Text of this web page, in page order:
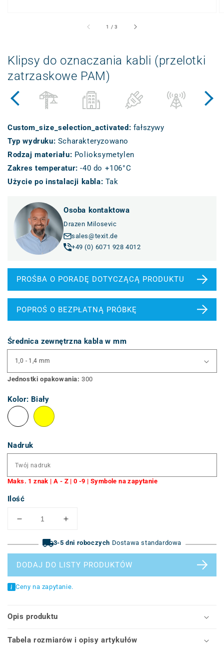
1 /z
3
Klipsy do oznaczania kabli (przelotki
zatrzaskowe PAM)
Custom_size_selection_activated : fałszywy
Typ wydruku: Scharakteryzowano
Rodzaj materiału: Polioksymetylen
Zakres temperatur:-40 do +106°C
Użycie po instalacji kabla: Tak
Osoba kontaktowa
Drazen Milosevic
sales@texit.de
+49 (0) 6071 928 4012
PROŚBA O PORADĘ DOTYCZĄCĄ PRODUKTU
POPROŚ O BEZPŁATNĄ PRÓBKĘ
Średnica zewnętrzna kabla w mm
Jednostki opakowania:300
Kolor: Biały
Nadruk
Maks. 1 znak | A - Z | 0 -9 | Symbole na zapytanie
Ilość
Zmniejszenie
klipsów
do
oznaczania
kabli
(tuleje
Zwiększenie
klipsów
do
oznaczania
kabli
(tuleje
3-5 dni roboczych Dostawa standardowa
DODAJ DO LISTY PRODUKTÓW
Ceny na zapytanie.
Opis produktu
Tabela rozmiarów i opisy artykułów